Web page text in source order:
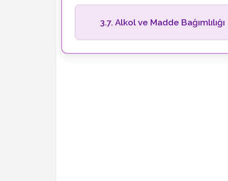
3.7. Alkol ve Madde Bağımlılığı